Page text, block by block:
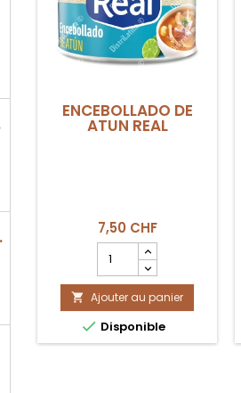
ENCEBOLLADO DE
ATUN REAL
7,50 CHF
quantité
du
produit
ENCEBOLLADO
DE
ATUN
 Ajouter au panier
 Disponible